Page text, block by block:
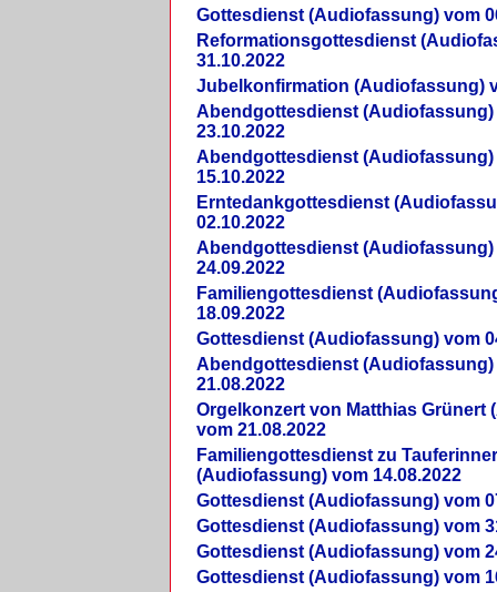
Gottesdienst (Audiofassung) vom
Reformationsgottesdienst
31.10.2022
Jubelkonfirmation (Audiofassung)
Abendgottesdienst (Audiofassung)
23.10.2022
Abendgottesdienst (Audiofassung)
15.10.2022
Erntedankgottesdienst
02.10.2022
Abendgottesdienst (Audiofassung)
24.09.2022
Familiengottesdienst
18.09.2022
Gottesdienst (Audiofassung) vom
Abendgottesdienst (Audiofassung)
21.08.2022
Orgelkonzert von Matthias Grünert
vom 21.08.2022
Familiengottesdienst zu
(Audiofassung) vom 14.08.2022
Gottesdienst (Audiofassung) vom
Gottesdienst (Audiofassung) vom
Gottesdienst (Audiofassung) vom
Gottesdienst (Audiofassung) vom